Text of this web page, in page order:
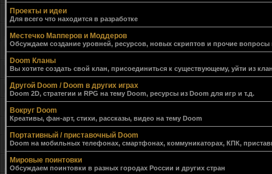
Проекты и идеи
Для всего что находится в разработке
Местечко Мапперов и Моддеров
Обсуждаем создание уровней, ресурсов, новых скриптов и прочие
Doom Кланы
Вы хотите создать свой клан, присоединиться к существующему, уйти из
Другой Doom / Doom в других играх
Doom 2D, стратегии и RPG на тему Doom, ресурсы из Doom для игр и т.д.
Вокруг Doom
Креативы, фан-арт, стихи, рассказы, видео на тему Doom
Портативный / приставочный Doom
Doom на мобильных телефонах, смартфонах, коммуникаторах, КПК,
Мировые поинтовки
Обсуждаем поинтовки в разных городах России и других стран